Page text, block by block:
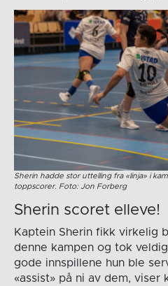
Sherin hadde stor uttelling fra «linja» i
toppscorer. Foto: Jon Forberg
Sherin scoret elleve!
Kaptein Sherin fikk virkelig
denne kampen og tok
gode innspillene hun ble
«assist» på ni av dem, viser